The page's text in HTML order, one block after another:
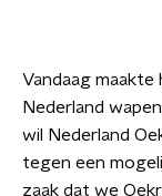
Vandaag
Nederland
wil Nederland
tegen een
zaak dat we